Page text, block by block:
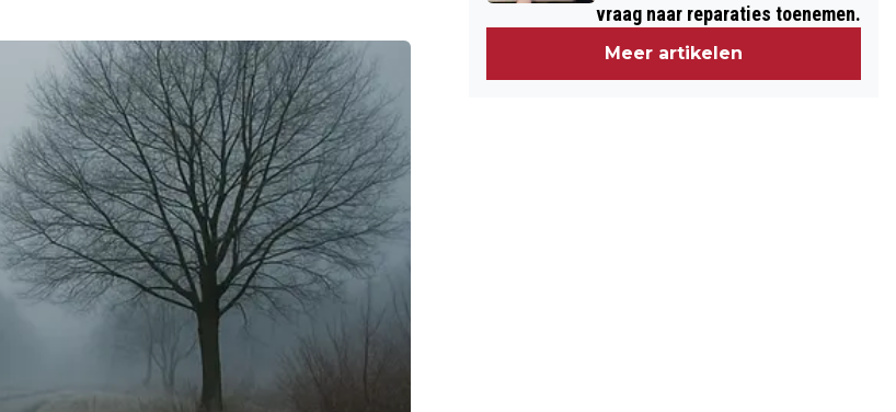
vraag naar reparaties toenemen.
Meer artikelen